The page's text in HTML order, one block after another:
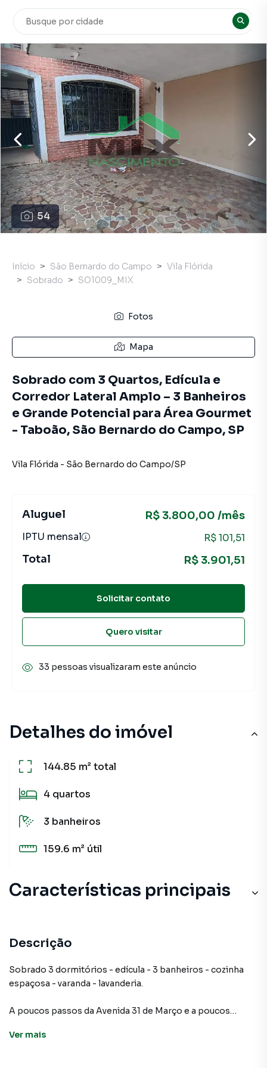
54
Detalhes do imóvel
144.85 m²total
4 quartos
3 banheiros
159.6 m² útil
Características principais
Descrição
Sobrado 3 dormitórios - edícula - 3 banheiros - cozinha
espaçosa - varanda - lavanderia.
A poucos passos da Avenida 31 de Março e a poucos
petshop, farmácia, padaria e Carrefour ao seu entorno.
Ver mais
Início São Bernardo do Campo
Vila Flórida
Sobrado
SO1009_MIX
Fotos
Mapa
Sobrado com 3 Quartos, Edícula e
Corredor Lateral Amplo – 3 Banheiros
e Grande Potencial para Área Gourmet
- Taboão, São Bernardo do Campo, SP
Vila Flórida - São Bernardo do Campo/SP
Aluguel R$ 3.800,00 /mês
IPTU mensal R$ 101,51
Total R$ 3.901,51
Solicitar contato
Quero visitar
33 pessoas visualizaram este anúncio